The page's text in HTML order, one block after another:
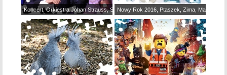
Koncert, Orkiestra Johan Strauss, Skrzypce, Andre Rieu, Łódź, Skrzypek
Nowy Rok 2016, Ptaszek, Zima, Małpka,